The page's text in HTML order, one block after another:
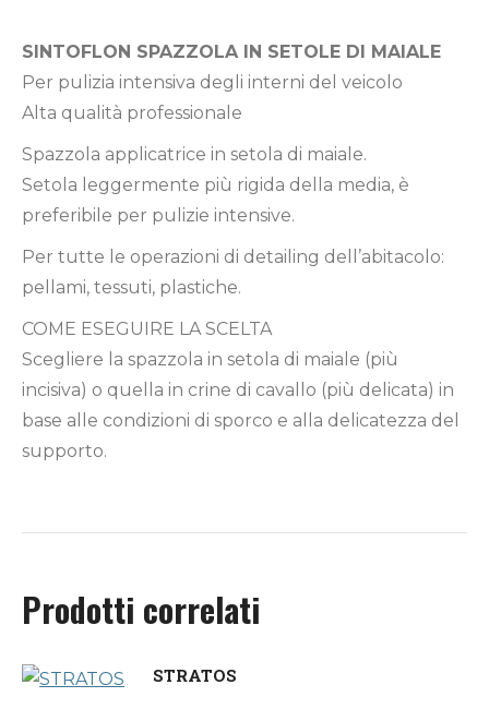
SINTOFLON SPAZZOLA IN SETOLE DI MAIALE
Per pulizia intensiva degli interni del veicolo
Alta qualità professionale
Spazzola applicatrice in setola di maiale.
Setola leggermente più rigida della media, è
preferibile per pulizie intensive.
Per tutte le operazioni di detailing dell’abitacolo:
pellami, tessuti, plastiche.
COME ESEGUIRE LA SCELTA
Scegliere la spazzola in setola di maiale (più
incisiva) o quella in crine di cavallo (più delicata) in
base alle condizioni di sporco e alla delicatezza del
supporto.
Prodotti correlati
STRATOS